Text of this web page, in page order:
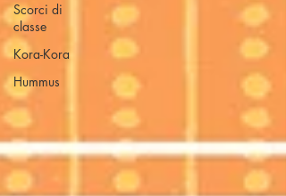
Scorci di
classe
Kora-Kora
Hummus